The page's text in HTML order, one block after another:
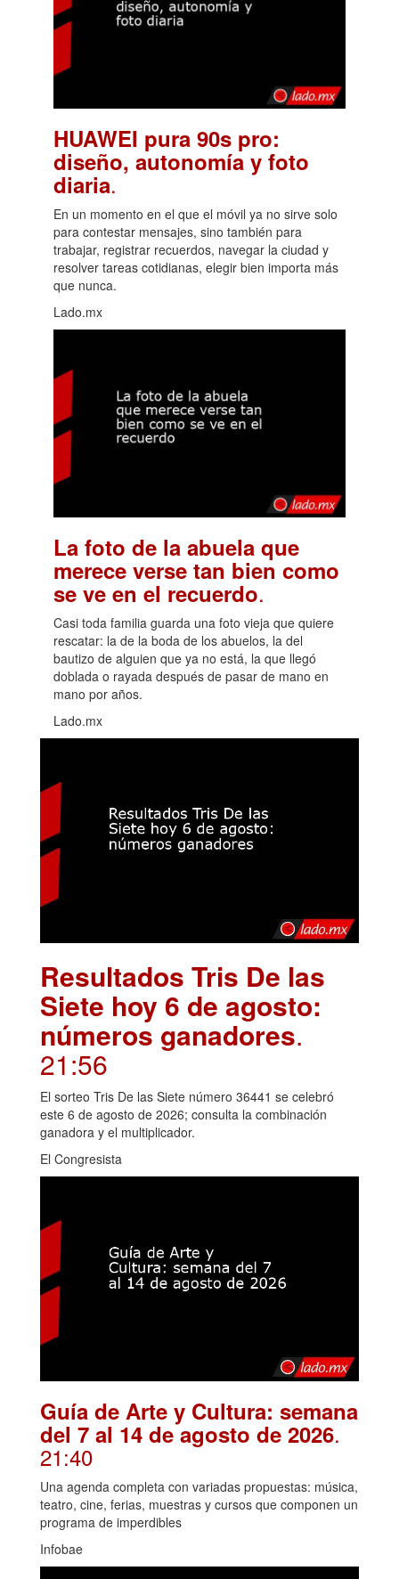
HUAWEI pura 90s pro:
diseño, autonomía y foto
diaria.
En un momento en el que el móvil ya no sirve solo
para contestar mensajes, sino también para
trabajar, registrar recuerdos, navegar la ciudad y
resolver tareas cotidianas, elegir bien importa más
que nunca.
Lado.mx
La foto de la abuela que
merece verse tan bien como
se ve en el recuerdo.
Casi toda familia guarda una foto vieja que quiere
rescatar: la de la boda de los abuelos, la del
bautizo de alguien que ya no está, la que llegó
doblada o rayada después de pasar de mano en
mano por años.
Lado.mx
Resultados Tris De las
Siete hoy 6 de agosto:
números ganadores.
21:56
El sorteo Tris De las Siete número 36441 se celebró
este 6 de agosto de 2026; consulta la combinación
ganadora y el multiplicador.
El Congresista
Guía de Arte y Cultura: semana
del 7 al 14 de agosto de 2026.
21:40
Una agenda completa con variadas propuestas: música,
teatro, cine, ferias, muestras y cursos que componen un
programa de imperdibles
Infobae